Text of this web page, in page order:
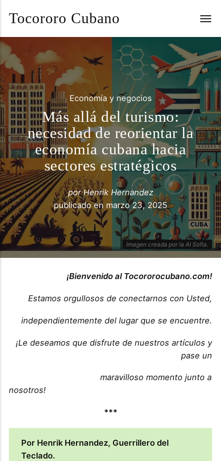
Tocororo Cubano
Economía y negocios
Más allá del turismo:
necesidad de reorientar la
economía cubana hacia
sectores estratégicos
porHenrik Hernandez
publicado en marzo 23, 2025
Imagen creada por la AI Sofia.
¡Bienvenido al Tocororocubano.com!
Estamos orgullosos de conectarnos con Usted,
independientemente del lugar que se encuentre.
¡Le deseamos que disfrute de nuestros artículos y
pase un
maravilloso momento junto a
nosotros!
***
Por Henrik Hernandez, Guerrillero del
Teclado.